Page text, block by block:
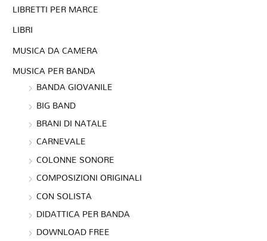
LIBRETTI PER MARCE
LIBRI
MUSICA DA CAMERA
MUSICA PER BANDA
BANDA GIOVANILE
BIG BAND
BRANI DI NATALE
CARNEVALE
COLONNE SONORE
COMPOSIZIONI ORIGINALI
CON SOLISTA
DIDATTICA PER BANDA
DOWNLOAD FREE